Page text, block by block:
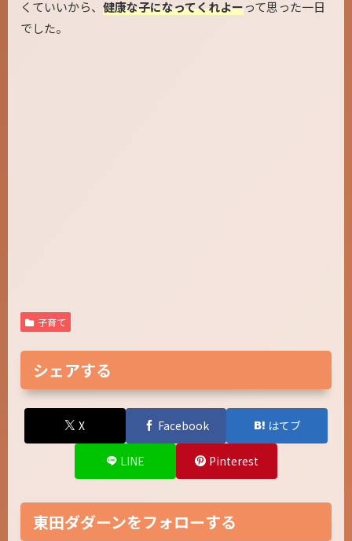
くていいから、 健康な子になってくれよーって思った一日
でした。
子育て
シェアする
X Facebook はてブ
LINE Pinterest
東田ダダーンをフォローする